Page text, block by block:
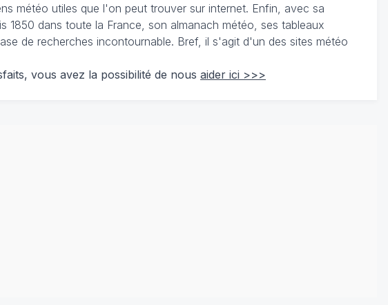
météo utiles que l'on peut trouver sur internet. Enfin, avec sa
1850 dans toute la France, son almanach météo, ses tableaux
de recherches incontournable. Bref, il s'agit d'un des sites météo
vous avez la possibilité de nous aider ici >>>